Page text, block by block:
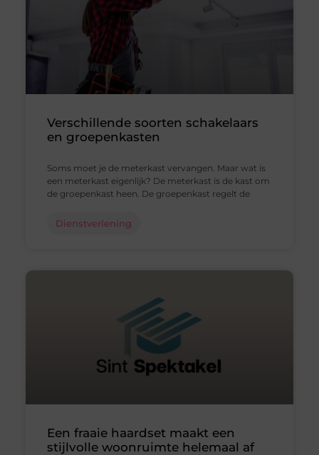
Verschillende soorten schakelaars
en groepenkasten
Soms moet je de meterkast vervangen. Maar wat is
een meterkast eigenlijk? De meterkast is de kast om
de groepenkast heen. De groepenkast regelt de
Dienstverlening
Een fraaie haardset maakt een
stijlvolle woonruimte helemaal af